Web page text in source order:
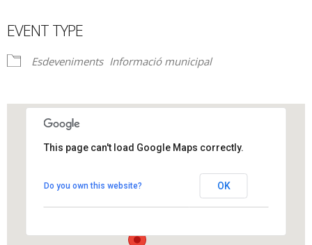
EVENT TYPE
Esdeveniments Informació municipal
Plaça Cal Figueres 1 - Hostalets de Pierola
View Events
This page can't load Google Maps correctly.
Do you own this website? OK